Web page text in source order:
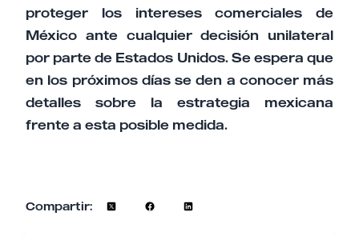
proteger los intereses comerciales de
México ante cualquier decisión unilateral
por parte de Estados Unidos. Se espera que
en los próximos días se den a conocer más
detalles sobre la estrategia mexicana
frente a esta posible medida.
Compartir: